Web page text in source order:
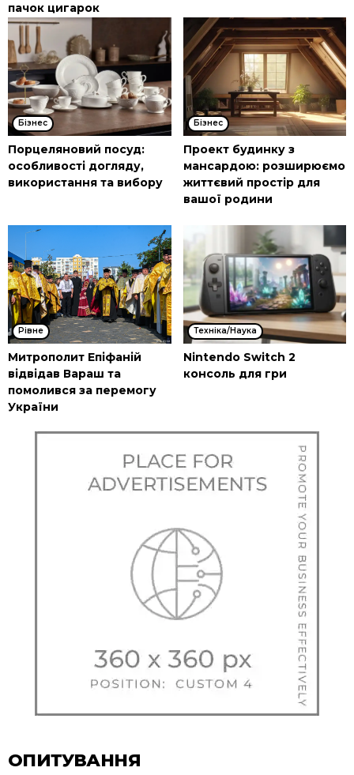
пачок цигарок
Бізнес
Порцеляновий посуд:
особливості догляду,
використання та вибору
Бізнес
Проект будинку з
мансардою: розширюємо
життєвий простір для
вашої родини
Рівне
Митрополит Епіфаній
відвідав Вараш та
помолився за перемогу
України
Техніка/Наука
Nintendo Switch 2
консоль для гри
ОПИТУВАННЯ